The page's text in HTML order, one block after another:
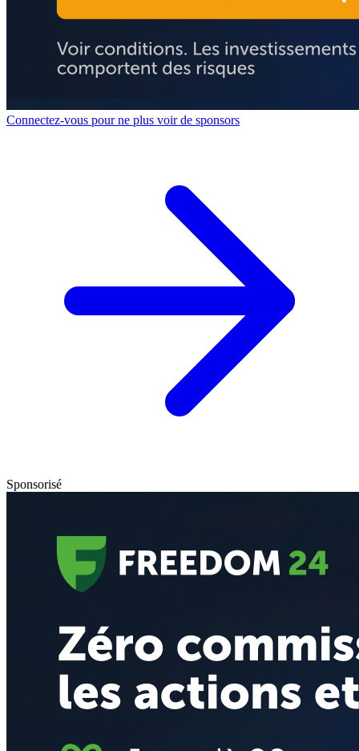
Connectez-vous pour ne plus voir de sponsors
Sponsorisé